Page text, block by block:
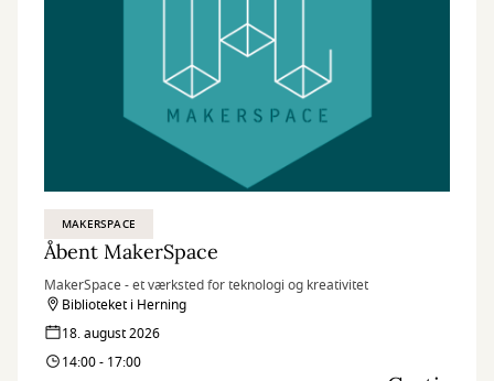
MAKERSPACE
Åbent MakerSpace
MakerSpace - et værksted for teknologi og kreativitet
Biblioteket i Herning
18. august 2026
14:00 - 17:00